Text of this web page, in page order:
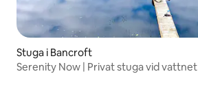
Stuga i Bancroft
Serenity Now | Privat stuga vid vattnet